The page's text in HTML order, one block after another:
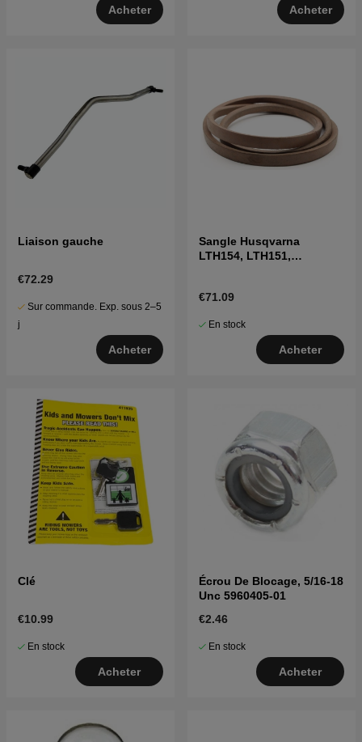
Acheter Acheter
Liaison gauche
€72.29
Sur commande. Exp. sous 2–5
j
Acheter
Sangle Husqvarna
LTH154, LTH151,
€71.09
En stock
Acheter
Clé
€10.99
En stock
Acheter
Écrou De Blocage, 5/16-18
Unc 5960405-01
€2.46
En stock
Acheter